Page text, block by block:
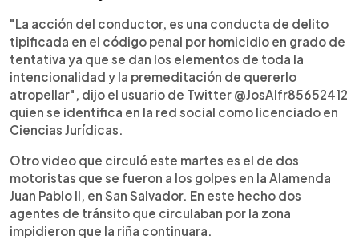
"La acción del conductor, es una conducta de delito
tipificada en el código penal por homicidio en grado de
tentativa ya que se dan los elementos de toda la
intencionalidad y la premeditación de quererlo
atropellar", dijo el usuario de Twitter @JosAlfr85652412
quien se identifica en la red social como licenciado en
Ciencias Jurídicas.
Otro video que circuló este martes es el de dos
motoristas que se fueron a los golpes en la Alamenda
Juan Pablo II, en San Salvador. En este hecho dos
agentes de tránsito que circulaban por la zona
impidieron que la riña continuara.